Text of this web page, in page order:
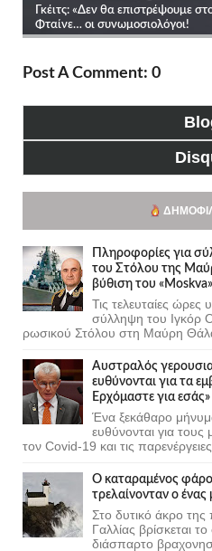
Post A Comment: 0
Πληροφορίες για
του Στόλου της
βύθιση του «Moskva»
Τις τελευταίες
σύλληψη του Ιγκόρ
ρωσικού Στόλου στη Μαύρη
Αυστραλός
ευθύνονται για τα
Ερχόμαστε για εσάς»
Ένα ξεκάθαρο
ευθύνονται για τους
τον Covid-19 και τις
Ο καταραμένος
τρελαίνονταν ο
Στο δυτικό άκρο της
Γαλλίας βρίσκεται
διάσπαρτο